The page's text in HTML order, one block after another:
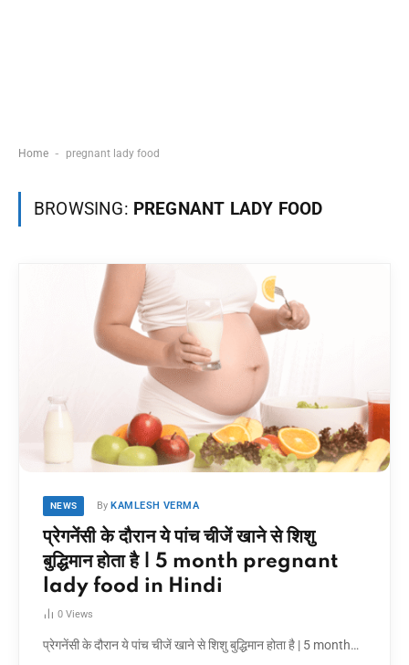
Home - pregnant lady food
BROWSING: PREGNANT LADY FOOD
NEWS By KAMLESH VERMA
प्रेगनेंसी के दौरान ये पांच चीजें खाने से शिशु
बुद्धिमान होता है | 5 month pregnant
lady food in Hindi
0 Views
प्रेगनेंसी के दौरान ये पांच चीजें खाने से शिशु बुद्धिमान होता है | 5 month…